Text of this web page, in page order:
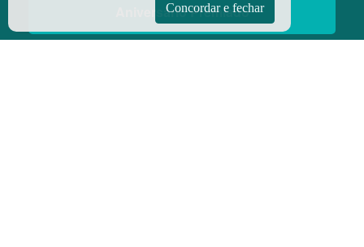
Aniversário Premiado
Concordar e fechar